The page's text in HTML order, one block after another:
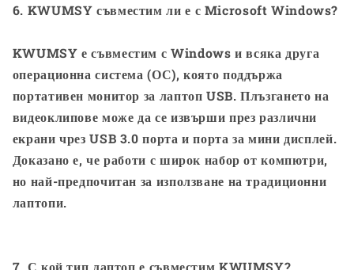
6. KWUMSY съвместим ли е с Microsoft Windows?
KWUMSY е съвместим с Windows и всяка друга
операционна система (ОС), която поддържа
портативен монитор за лаптоп USB. Плъзгането на
видеоклипове може да се извърши през различни
екрани чрез USB 3.0 порта и порта за мини дисплей.
Доказано е, че работи с широк набор от компютри,
но най-предпочитан за използване на традиционни
лаптопи.
7. С кой тип лаптоп е съвместим KWUMSY?